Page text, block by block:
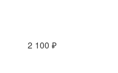
2 100 ₽